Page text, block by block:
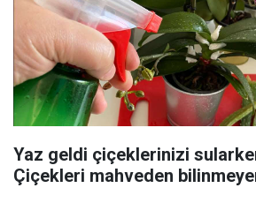
Yaz geldi çiçeklerinizi
Çiçekleri mahveden